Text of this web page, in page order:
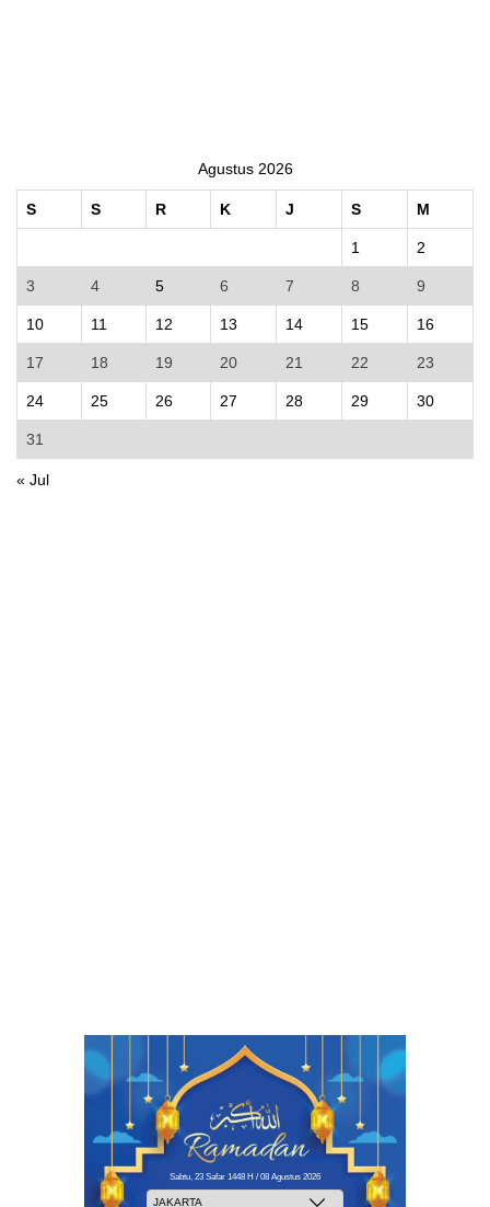
Agustus 2026
S S R K J S M
1 2
3 4 5 6 7 8 9
10 11 12 13 14 15 16
17 18 19 20 21 22 23
24 25 26 27 28 29 30
31
« Jul
Sabtu, 23 Safar 1448 H / 08 Agustus 2026